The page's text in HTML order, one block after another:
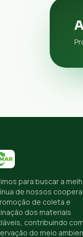
para buscar a
de nossos
de coleta e
dos materiais
contribuindo
do meio